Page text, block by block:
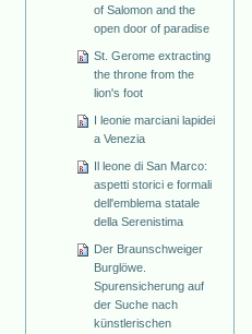
of Salomon and the
open door of paradise
St. Gerome extracting
the throne from the
lion's foot
I leonie marciani lapidei
a Venezia
Il leone di San Marco:
aspetti storici e formali
dell'emblema statale
della Serenistima
Der Braunschweiger
Burglöwe.
Spurensicherung auf
der Suche nach
künstlerischen